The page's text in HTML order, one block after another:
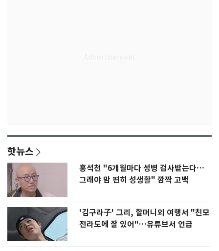
핫뉴스
홍석천 "6개월마다 성병 검사받는다…
그래야 맘 편히 성생활" 깜짝 고백
'김구라子' 그리, 할머니외 여행서 "친모
전라도에 잘 있어"…유튜브서 언급